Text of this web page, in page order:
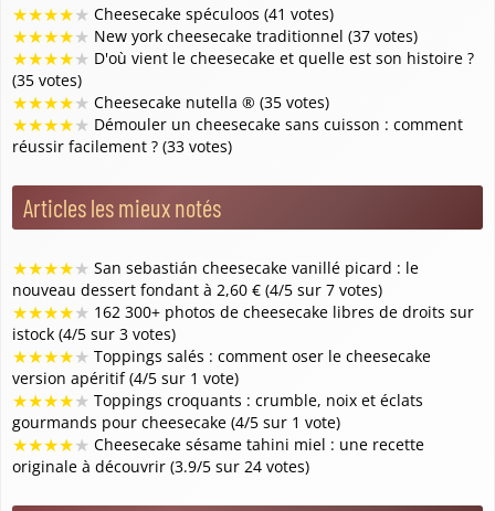
★★★★★ Cheesecake spéculoos (41 votes)
★★★★★ New york cheesecake traditionnel (37 votes)
★★★★★ D'où vient le cheesecake et quelle est son histoire ?
(35 votes)
★★★★★ Cheesecake nutella ® (35 votes)
★★★★★ Démouler un cheesecake sans cuisson : comment
réussir facilement ? (33 votes)
Articles les mieux notés
★★★★★ San sebastián cheesecake vanillé picard : le
nouveau dessert fondant à 2,60 € (4/5 sur 7 votes)
★★★★★ 162 300+ photos de cheesecake libres de droits sur
istock (4/5 sur 3 votes)
★★★★★ Toppings salés : comment oser le cheesecake
version apéritif (4/5 sur 1 vote)
★★★★★ Toppings croquants : crumble, noix et éclats
gourmands pour cheesecake (4/5 sur 1 vote)
★★★★★ Cheesecake sésame tahini miel : une recette
originale à découvrir (3.9/5 sur 24 votes)